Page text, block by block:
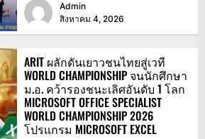
Admin
สิงหาคม 4, 2026
ARIT ผลักดันเยาวชนไทยสู่เวที
WORLD CHAMPIONSHIP จนนักศึกษา
ม.อ. คว้ารองชนะเลิศอันดับ 1 โลก
MICROSOFT OFFICE SPECIALIST
WORLD CHAMPIONSHIP 2026
โปรแกรม MICROSOFT EXCEL